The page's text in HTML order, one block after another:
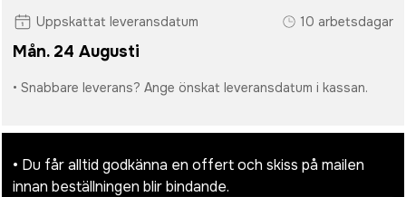
Uppskattat leveransdatum 10 arbetsdagar
Mån. 24 Augusti
• Snabbare leverans? Ange önskat leveransdatum i kassan.
• Du får alltid godkänna en offert och skiss på mailen
innan beställningen blir bindande.